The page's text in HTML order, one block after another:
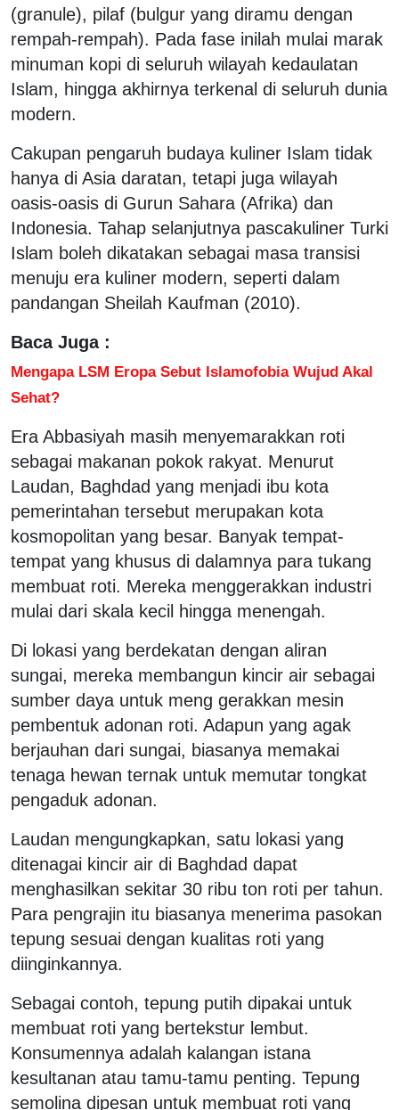
(granule), pilaf (bulgur yang diramu dengan
rempah-rempah). Pada fase inilah mulai marak
minuman kopi di seluruh wilayah kedaulatan
Islam, hingga akhirnya terkenal di seluruh dunia
modern.
Cakupan pengaruh budaya kuliner Islam tidak
hanya di Asia daratan, tetapi juga wilayah
oasis-oasis di Gurun Sahara (Afrika) dan
Indonesia. Tahap selanjutnya pascakuliner Turki
Islam boleh dikatakan sebagai masa transisi
menuju era kuliner modern, seperti dalam
pandangan Sheilah Kaufman (2010).
Baca Juga :
Mengapa LSM Eropa Sebut Islamofobia Wujud Akal
Sehat?
Era Abbasiyah masih menyemarakkan roti
sebagai makanan pokok rakyat. Menurut
Laudan, Baghdad yang menjadi ibu kota
pemerintahan tersebut merupakan kota
kosmopolitan yang besar. Banyak tempat-
tempat yang khusus di dalamnya para tukang
membuat roti. Mereka menggerakkan industri
mulai dari skala kecil hingga menengah.
Di lokasi yang berdekatan dengan aliran
sungai, mereka membangun kincir air sebagai
sumber daya untuk meng gerakkan mesin
pembentuk adonan roti. Adapun yang agak
berjauhan dari sungai, biasanya memakai
tenaga hewan ternak untuk memutar tongkat
pengaduk adonan.
Laudan mengungkapkan, satu lokasi yang
ditenagai kincir air di Baghdad dapat
menghasilkan sekitar 30 ribu ton roti per tahun.
Para pengrajin itu biasanya menerima pasokan
tepung sesuai dengan kualitas roti yang
diinginkannya.
Sebagai contoh, tepung putih dipakai untuk
membuat roti yang bertekstur lembut.
Konsumennya adalah kalangan istana
kesultanan atau tamu-tamu penting. Tepung
semolina dipesan untuk membuat roti yang